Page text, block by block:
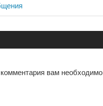
вам необходимо